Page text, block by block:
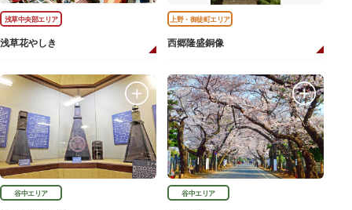
浅草中央部エリア
浅草花やしき
上野・御徒町エリア
西郷隆盛銅像
谷中エリア 谷中エリア